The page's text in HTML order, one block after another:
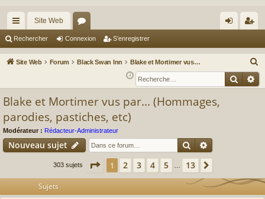
cc
ès
Site Web
or
u ne
xi
nr
eg
Rechercher Connexion S’enregistrer
Site Web Forum Black Swan Inn Blake et Mortimer vus par... (Hommages, parodies, pastiches, etc)
e
c
r
Blake et Mortimer vus par... (Hommages,
parodies, pastiches, etc)
Modérateur : Rédacteur-Administrateur
Nouveau sujet Rechercher
303 sujets Page 1sur 13
1 2 3 4 5 13
Sujets